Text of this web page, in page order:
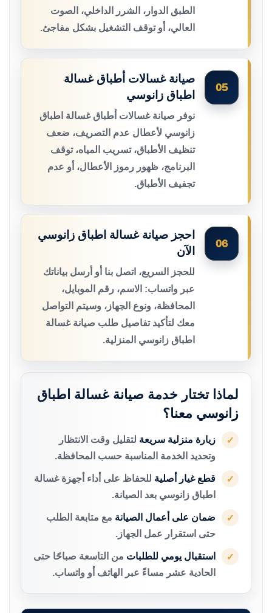
الطبق الدوار، الشرر الداخلي، الصوت
العالي، أو توقف التشغيل بشكل مفاجئ.
05
صيانة غسالات أطباق غسالة
اطباق زانوسي
نوفر صيانة غسالات أطباق غسالة اطباق
زانوسي لأعطال عدم التصريف، ضعف
تنظيف الأطباق، تسريب المياه، توقف
البرنامج، ظهور رموز الأعطال، أو عدم
تجفيف الأطباق.
06
احجز صيانة غسالة اطباق زانوسي
الآن
للحجز السريع، اتصل بنا أو أرسل بياناتك
عبر واتساب: الاسم، رقم الموبايل،
المحافظة، ونوع الجهاز، وسيتم التواصل
معك لتأكيد تفاصيل طلب صيانة غسالة
اطباق زانوسي المنزلية.
لماذا تختار خدمة صيانة غسالة اطباق
زانوسي معنا؟
✓ زيارة منزلية سريعة لتقليل وقت الانتظار
وتحديد الخدمة المناسبة حسب المحافظة.
✓ قطع غيار أصلية للحفاظ على أداء أجهزة غسالة
اطباق زانوسي بعد الصيانة.
✓ ضمان على أعمال الصيانة مع متابعة الطلب
حتى استقرار عمل الجهاز.
✓ استقبال يومي للطلبات من التاسعة صباحًا حتى
الحادية عشر مساءً عبر الهاتف أو واتساب.